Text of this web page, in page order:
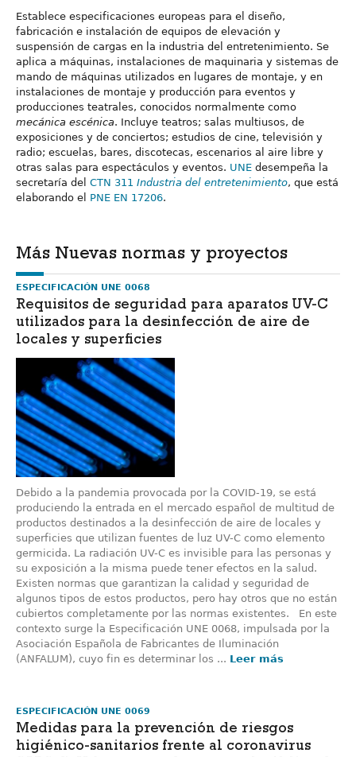
Establece especificaciones europeas para el diseño,
fabricación e instalación de equipos de elevación y
suspensión de cargas en la industria del entretenimiento. Se
aplica a máquinas, instalaciones de maquinaria y sistemas de
mando de máquinas utilizados en lugares de montaje, y en
instalaciones de montaje y producción para eventos y
producciones teatrales, conocidos normalmente como
mecánica escénica. Incluye teatros; salas multiusos, de
exposiciones y de conciertos; estudios de cine, televisión y
radio; escuelas, bares, discotecas, escenarios al aire libre y
otras salas para espectáculos y eventos. UNE desempeña la
secretaría del CTN 311 Industria del entretenimiento, que está
elaborando el PNE EN 17206.
Más Nuevas normas y proyectos
ESPECIFICACIÓN UNE 0068
Requisitos de seguridad para aparatos UV-C
utilizados para la desinfección de aire de
locales y superficies
Debido a la pandemia provocada por la COVID-19, se está
produciendo la entrada en el mercado español de multitud de
productos destinados a la desinfección de aire de locales y
superficies que utilizan fuentes de luz UV-C como elemento
germicida. La radiación UV-C es invisible para las personas y
su exposición a la misma puede tener efectos en la salud.
Existen normas que garantizan la calidad y seguridad de
algunos tipos de estos productos, pero hay otros que no están
cubiertos completamente por las normas existentes. En este
contexto surge la Especificación UNE 0068, impulsada por la
Asociación Española de Fabricantes de Iluminación
(ANFALUM), cuyo fin es determinar los ... Leer más
ESPECIFICACIÓN UNE 0069
Medidas para la prevención de riesgos
higiénico-sanitarios frente al coronavirus